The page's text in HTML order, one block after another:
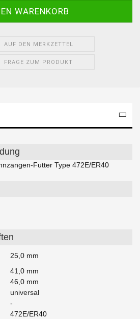
AUF DEN MERKZETTEL
FRAGE ZUM PRODUKT
Futter Type 472E/ER40
25,0 mm
41,0 mm
46,0 mm
universal
-
472E/ER40